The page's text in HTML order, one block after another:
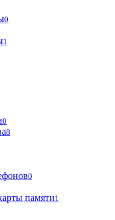
0
1
0
8
0
памяти1